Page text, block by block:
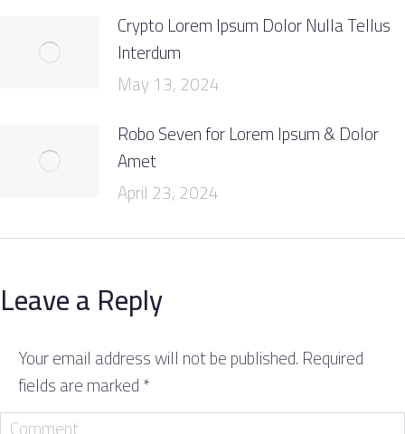
Crypto Lorem Ipsum Dolor Nulla Tellus
Interdum
May 13, 2024
Robo Seven for Lorem Ipsum & Dolor
Amet
April 23, 2024
Leave a Reply
Your email address will not be published. Required
fields are marked*
Comment